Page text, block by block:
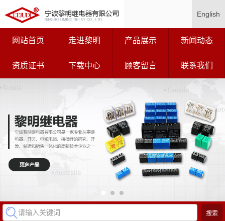
English
网站首页 走进黎明 产品展示 新闻动态
资质证书 下载中心 顾客留言 联系我们